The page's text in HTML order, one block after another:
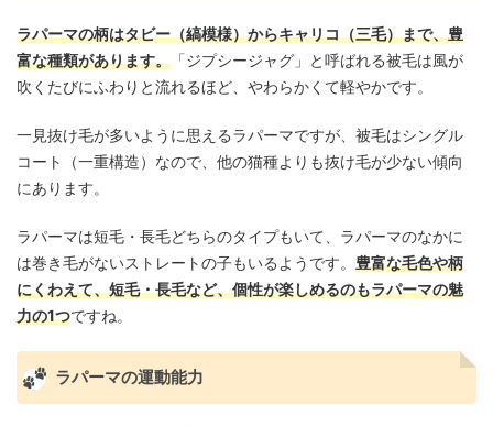
ラパーマの柄はタビー（縞模様）からキャリコ（三毛）まで、豊
富な種類があります。 「ジプシージャグ」と呼ばれる被毛は風が
吹くたびにふわりと流れるほど、やわらかくて軽やかです。
一見抜け毛が多いように思えるラパーマですが、被毛はシングル
コート（一重構造）なので、他の猫種よりも抜け毛が少ない傾向
にあります。
ラパーマは短毛・長毛どちらのタイプもいて、ラパーマのなかに
は巻き毛がないストレートの子もいるようです。 豊富な毛色や柄
にくわえて、短毛・長毛など、個性が楽しめるのもラパーマの魅
力の1つですね。
ラパーマの運動能力